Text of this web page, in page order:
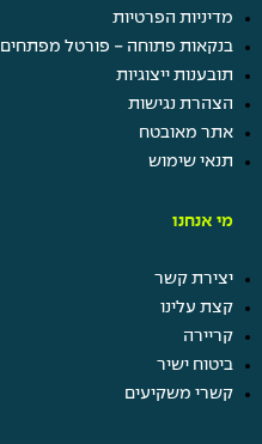
מדיניות הפרטיות
בנקאות פתוחה - פורטל מפתחים
תובענות ייצוגיות
הצהרת נגישות
אתר מאובטח
תנאי שימוש
מי אנחנו
יצירת קשר
קצת עלינו
קריירה
ביטוח ישיר
קשרי משקיעים